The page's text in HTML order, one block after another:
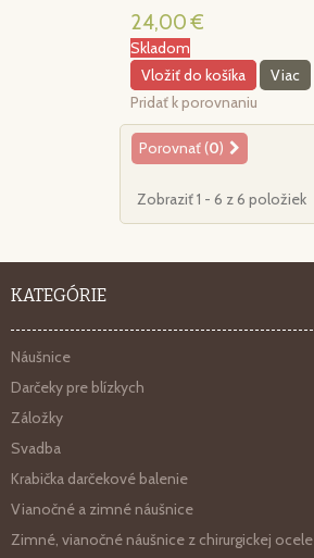
24,00 €
Skladom
Vložiť do košíka
Viac
Pridať k porovnaniu
Porovnať (0)
Zobraziť 1 - 6 z 6 položiek
KATEGÓRIE
Náušnice
Darčeky pre blízkych
Záložky
Svadba
Krabička darčekové balenie
Vianočné a zimné náušnice
Zimné, vianočné náušnice z chirurgickej ocele